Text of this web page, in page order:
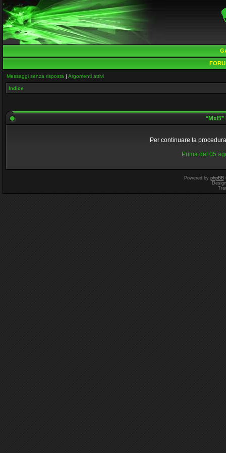
Messaggi senza risposta | Argomenti attivi
Indice
*MxB*
Per continuare la
Prima del 05
Powered by phpBB